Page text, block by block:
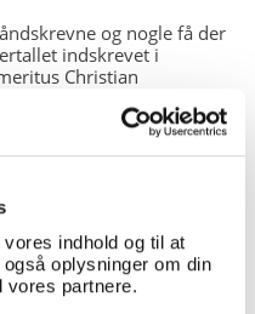
indhold og til at
oplysninger om din
vores partnere.
og nogle få der
indskrevet i
Christian
Lindenhann nogle få
i mange
har været utydelig,
som fortælleren,
man har de
Ellers må brugeren
usikkerhederne i sin